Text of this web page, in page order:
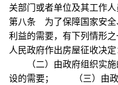
关部门或者单位及其工
第八条 为了保障国家安全
利益的需要，有下列情形
人民政府作出房屋征收决
（二）由政府组织实施
设的需要； （三）由政